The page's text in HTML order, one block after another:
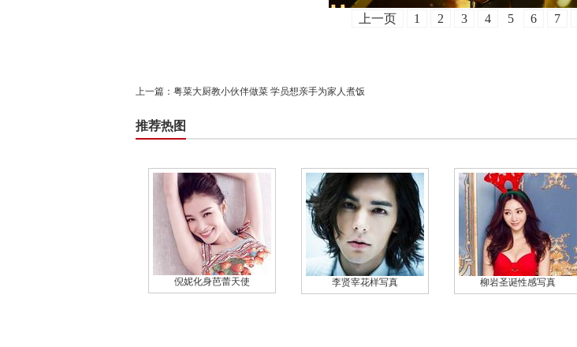
上一页 1 2 3 4 5 6 7
上一篇： 粤菜大厨教小伙伴做菜 学员想亲手为家人煮饭
推荐热图
倪妮化身芭蕾天使 李贤宰花样写真 柳岩圣诞性感写真